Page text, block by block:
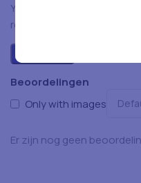
Beoordelingen
Only with images
Er zijn nog geen
You have to be logged in
review.